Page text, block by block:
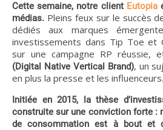
Cette semaine, notre client Eutopia
médias. Pleins feux sur le succès
dédiés aux marques
investissements dans Tip Toe et
sur une campagne RP réussie,
(Digital Native Vertical Brand), un
en plus la presse et les influenceurs.
Initiée en 2015, la thèse
construite sur une conviction forte :
de consommation est à bout et